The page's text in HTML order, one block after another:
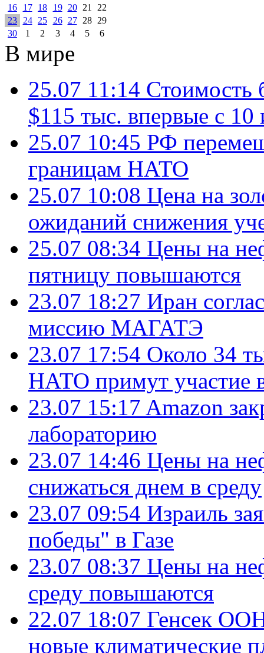
16 17 18 19 20 21
22
23
24 25 26 27 28
29
30
1 2 3 4 5 6
В мире
25.07 11:14 Стоимость
$115 тыс. впервые с 10
25.07 10:45 РФ
границам НАТО
25.07 10:08 Цена на
ожиданий снижения
25.07 08:34 Цены на
пятницу повышаются
23.07 18:27 Иран
миссию МАГАТЭ
23.07 17:54 Около 34
НАТО примут участие
23.07 15:17 Amazon
лабораторию
23.07 14:46 Цены на
снижаться днем в среду
23.07 09:54 Израиль
победы" в Газе
23.07 08:37 Цены на
среду повышаются
22.07 18:07 Генсек ООН
новые климатические